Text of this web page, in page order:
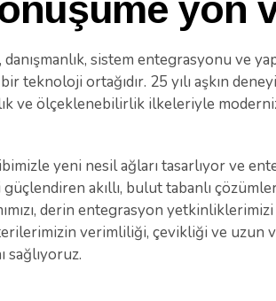
yön
danışmanlık, sistem entegrasyonu ve
teknoloji ortağıdır. 25 yılı aşkın
ve ölçeklenebilirlik ilkeleriyle
yeni nesil ağları tasarlıyor ve
akıllı, bulut tabanlı
derin entegrasyon
verimliliği, çevikliği ve uzun
sağlıyoruz.